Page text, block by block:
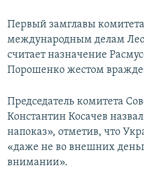
Первый замглавы
международным делам
считает назначение
Порошенко жестом
Председатель комитета
Константин Косачев
напоказ», отметив, что
«даже не во внешних
внимании».